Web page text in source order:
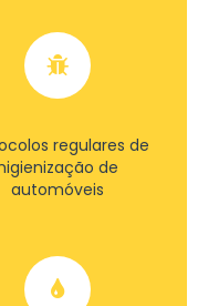
regulares de
de
automóveis